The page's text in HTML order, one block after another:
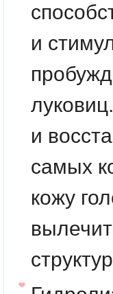
и
и
самых
кожу